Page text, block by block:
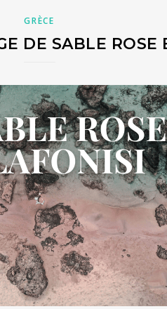
GRÈCE
DE SABLE ROSE